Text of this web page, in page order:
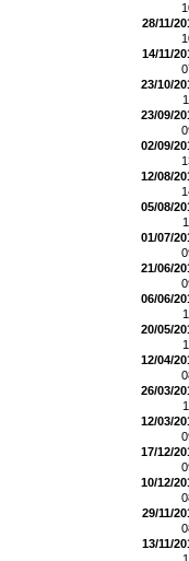
28/11/
14/11/
23/10/
23/09/
02/09/
12/08/
05/08/
01/07/
21/06/
06/06/
20/05/
12/04/
26/03/
12/03/
17/12/
10/12/
29/11/
13/11/